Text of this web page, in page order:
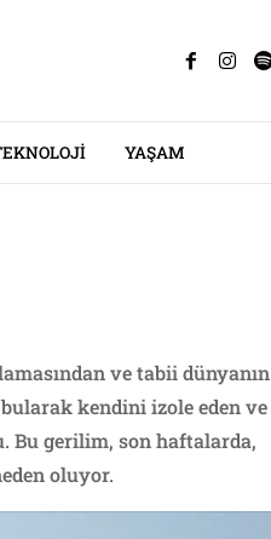
YAŞAM
ve tabii dünyanın
kendini izole eden ve
Bu gerilim, son haftalarda,
oluyor.